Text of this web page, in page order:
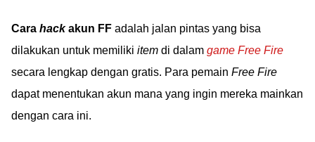
Cara hackakun FF adalah jalan pintas yang bisa
dilakukan untuk memiliki item di dalam game Free Fire
secara lengkap dengan gratis. Para pemain Free Fire
dapat menentukan akun mana yang ingin mereka mainkan
dengan cara ini.